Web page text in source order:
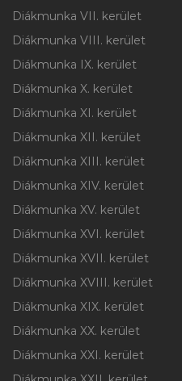
Diákmunka VII. kerület
Diákmunka VIII. kerület
Diákmunka IX. kerület
Diákmunka X. kerület
Diákmunka XI. kerület
Diákmunka XII. kerület
Diákmunka XIII. kerület
Diákmunka XIV. kerület
Diákmunka XV. kerület
Diákmunka XVI. kerület
Diákmunka XVII. kerület
Diákmunka XVIII. kerület
Diákmunka XIX. kerület
Diákmunka XX. kerület
Diákmunka XXI. kerület